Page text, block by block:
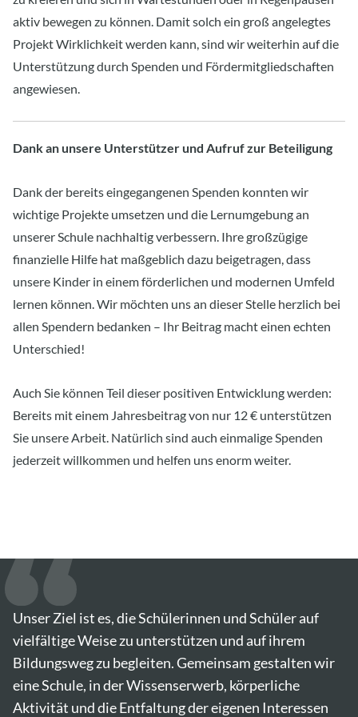
aktiv bewegen zu können. Damit solch ein groß angelegtes
Projekt Wirklichkeit werden kann, sind wir weiterhin auf die
Unterstützung durch Spenden und Fördermitgliedschaften
angewiesen.
Dank an unsere Unterstützer und Aufruf zur Beteiligung
Dank der bereits eingegangenen Spenden konnten wir
wichtige Projekte umsetzen und die Lernumgebung an
unserer Schule nachhaltig verbessern. Ihre großzügige
finanzielle Hilfe hat maßgeblich dazu beigetragen, dass
unsere Kinder in einem förderlichen und modernen Umfeld
lernen können. Wir möchten uns an dieser Stelle herzlich bei
allen Spendern bedanken – Ihr Beitrag macht einen echten
Unterschied!
Auch Sie können Teil dieser positiven Entwicklung werden:
Bereits mit einem Jahresbeitrag von nur 12€ unterstützen
Sie unsere Arbeit. Natürlich sind auch einmalige Spenden
jederzeit willkommen und helfen uns enorm weiter.
Unser Ziel ist es, die Schülerinnen und Schüler auf
vielfältige Weise zu unterstützen und auf ihrem
Bildungsweg zu begleiten. Gemeinsam gestalten wir
eine Schule, in der Wissenserwerb, körperliche
Aktivität und die Entfaltung der eigenen Interessen